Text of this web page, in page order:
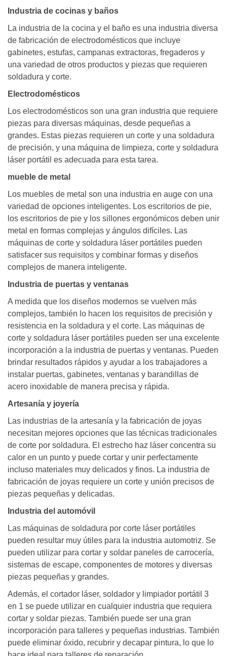
Industria de cocinas y baños
La industria de la cocina y el baño es una industria diversa
de fabricación de electrodomésticos que incluye
gabinetes, estufas, campanas extractoras, fregaderos y
una variedad de otros productos y piezas que requieren
soldadura y corte.
Electrodomésticos
Los electrodomésticos son una gran industria que requiere
piezas para diversas máquinas, desde pequeñas a
grandes. Estas piezas requieren un corte y una soldadura
de precisión, y una máquina de limpieza, corte y soldadura
láser portátil es adecuada para esta tarea.
mueble de metal
Los muebles de metal son una industria en auge con una
variedad de opciones inteligentes. Los escritorios de pie,
los escritorios de pie y los sillones ergonómicos deben unir
metal en formas complejas y ángulos difíciles. Las
máquinas de corte y soldadura láser portátiles pueden
satisfacer sus requisitos y combinar formas y diseños
complejos de manera inteligente.
Industria de puertas y ventanas
A medida que los diseños modernos se vuelven más
complejos, también lo hacen los requisitos de precisión y
resistencia en la soldadura y el corte. Las máquinas de
corte y soldadura láser portátiles pueden ser una excelente
incorporación a la industria de puertas y ventanas. Pueden
brindar resultados rápidos y ayudar a los trabajadores a
instalar puertas, gabinetes, ventanas y barandillas de
acero inoxidable de manera precisa y rápida.
Artesanía y joyería
Las industrias de la artesanía y la fabricación de joyas
necesitan mejores opciones que las técnicas tradicionales
de corte por soldadura. El estrecho haz láser concentra su
calor en un punto y puede cortar y unir perfectamente
incluso materiales muy delicados y finos. La industria de
fabricación de joyas requiere un corte y unión precisos de
piezas pequeñas y delicadas.
Industria del automóvil
Las máquinas de soldadura por corte láser portátiles
pueden resultar muy útiles para la industria automotriz. Se
pueden utilizar para cortar y soldar paneles de carrocería,
sistemas de escape, componentes de motores y diversas
piezas pequeñas y grandes.
Además, el cortador láser, soldador y limpiador portátil 3
en 1 se puede utilizar en cualquier industria que requiera
cortar y soldar piezas. También puede ser una gran
incorporación para talleres y pequeñas industrias. También
puede eliminar óxido, recubrir y decapar pintura, lo que lo